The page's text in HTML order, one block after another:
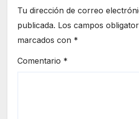
Tu dirección de correo
publicada. Los campos
marcados con *
Comentario *